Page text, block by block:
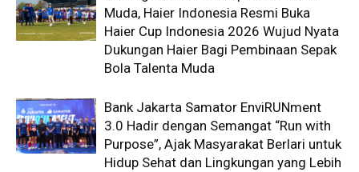
Muda, Haier Indonesia Resmi Buka
Haier Cup Indonesia 2026 Wujud Nyata
Dukungan Haier Bagi Pembinaan Sepak
Bola Talenta Muda
Bank Jakarta Samator EnviRUNment
3.0 Hadir dengan Semangat “Run with
Purpose”, Ajak Masyarakat Berlari untuk
Hidup Sehat dan Lingkungan yang Lebih